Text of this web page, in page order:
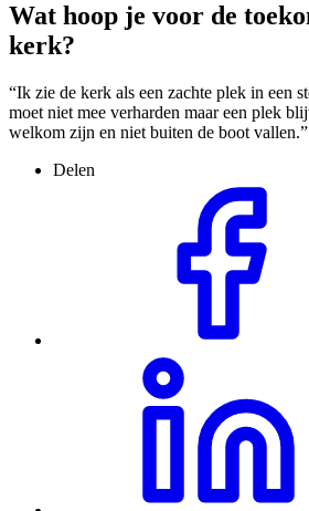
Wat hoop je voor de
kerk?
“Ik zie de kerk als een zachte plek in een
moet niet mee verharden maar een plek
welkom zijn en niet buiten de boot vallen.”
Delen